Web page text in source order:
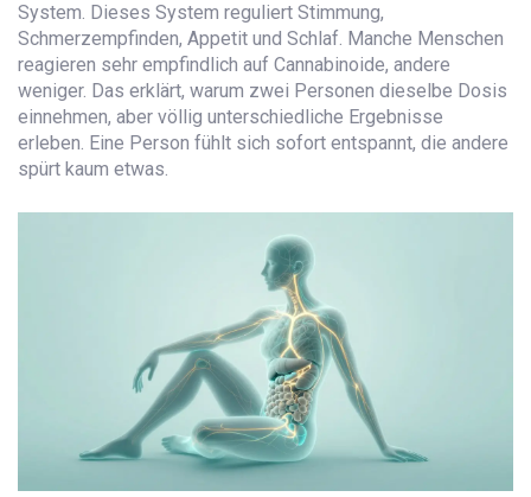
System. Dieses System reguliert Stimmung,
Schmerzempfinden, Appetit und Schlaf. Manche Menschen
reagieren sehr empfindlich auf Cannabinoide, andere
weniger. Das erklärt, warum zwei Personen dieselbe Dosis
einnehmen, aber völlig unterschiedliche Ergebnisse
erleben. Eine Person fühlt sich sofort entspannt, die andere
spürt kaum etwas.